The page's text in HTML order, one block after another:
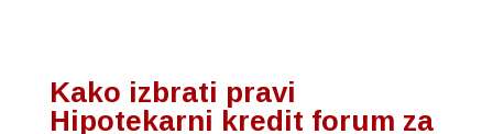
Kako izbrati pravi
Hipotekarni kredit forum za